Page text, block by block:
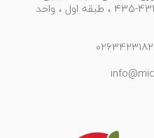
مجتمع کیامال ، قطعه 434-435 ، طبقه اول ، واحد